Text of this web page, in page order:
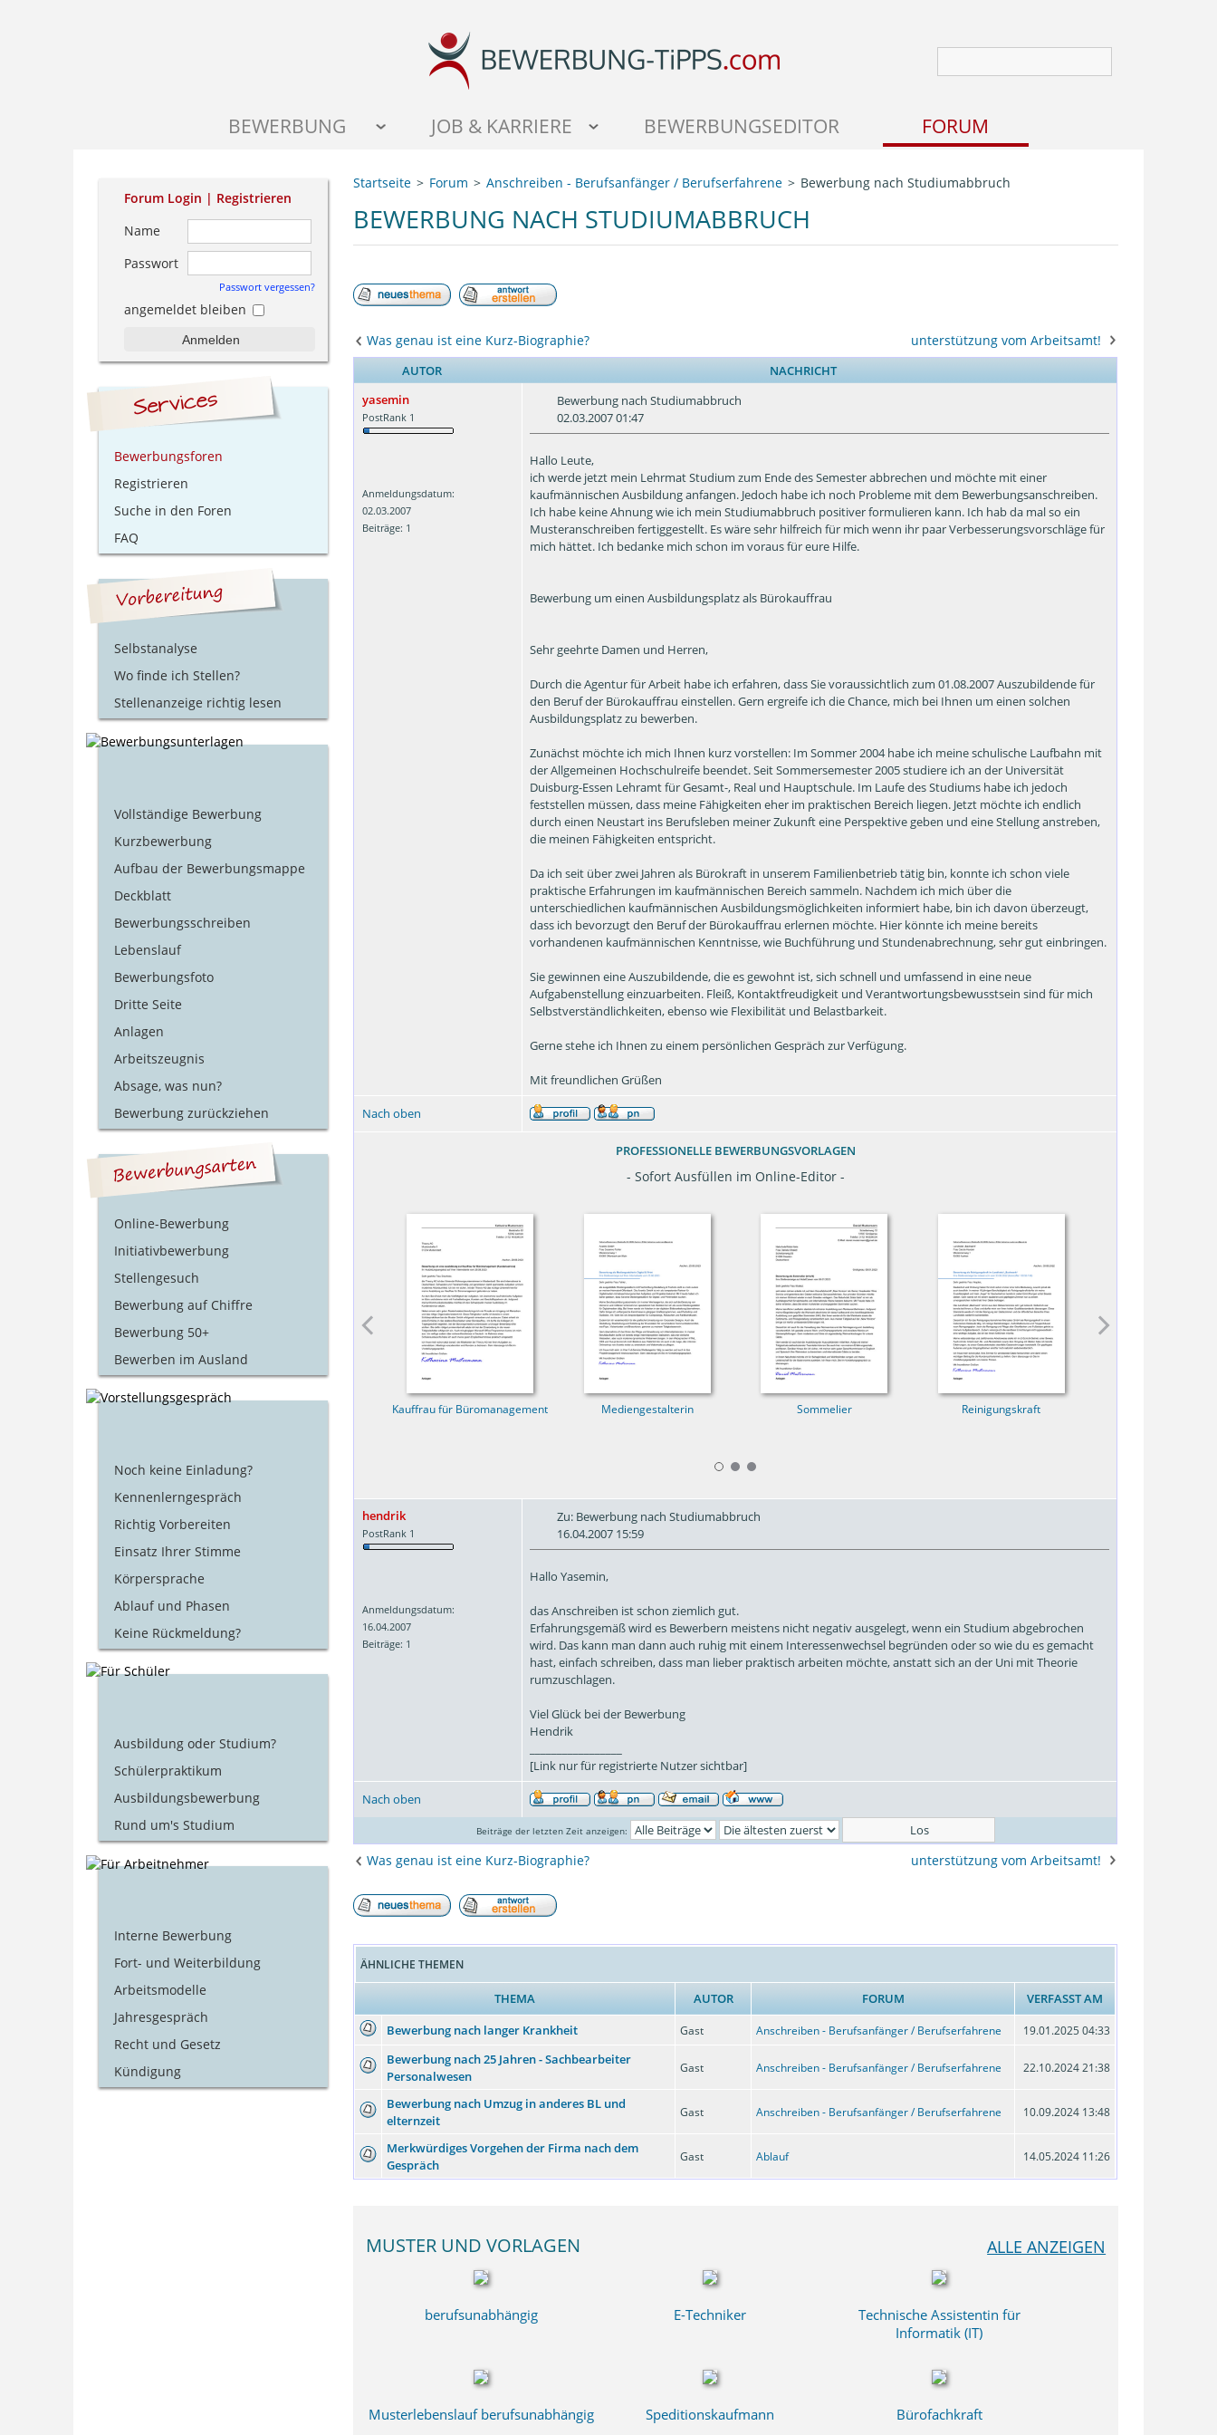
BEWERBUNG JOB & KARRIERE BEWERBUNGSEDITOR FORUM
Startseite Forum Anschreiben - Berufsanfänger / Berufserfahrene Bewerbung nach Studiumabbruch
BEWERBUNG NACH STUDIUMABBRUCH
Was genau ist eine Kurz-Biographie? unterstützung vom Arbeitsamt!
AUTOR
NACHRICHT
yasemin
PostRank 1
Anmeldungsdatum:
02.03.2007
Beiträge: 1
Bewerbung nach Studiumabbruch
02.03.2007 01:47
Hallo Leute,
ich werde jetzt mein Lehrmat Studium zum Ende des Semester abbrechen und möchte mit einer
kaufmännischen Ausbildung anfangen. Jedoch habe ich noch Probleme mit dem Bewerbungsanschreiben.
Ich habe keine Ahnung wie ich mein Studiumabbruch positiver formulieren kann. Ich hab da mal so ein
Musteranschreiben fertiggestellt. Es wäre sehr hilfreich für mich wenn ihr paar Verbesserungsvorschläge für
mich hättet. Ich bedanke mich schon im voraus für eure Hilfe.
Bewerbung um einen Ausbildungsplatz als Bürokauffrau
Sehr geehrte Damen und Herren,
Durch die Agentur für Arbeit habe ich erfahren, dass Sie voraussichtlich zum 01.08.2007 Auszubildende für
den Beruf der Bürokauffrau einstellen. Gern ergreife ich die Chance, mich bei Ihnen um einen solchen
Ausbildungsplatz zu bewerben.
Zunächst möchte ich mich Ihnen kurz vorstellen: Im Sommer 2004 habe ich meine schulische Laufbahn mit
der Allgemeinen Hochschulreife beendet. Seit Sommersemester 2005 studiere ich an der Universität
Duisburg-Essen Lehramt für Gesamt-, Real und Hauptschule. Im Laufe des Studiums habe ich jedoch
feststellen müssen, dass meine Fähigkeiten eher im praktischen Bereich liegen. Jetzt möchte ich endlich
durch einen Neustart ins Berufsleben meiner Zukunft eine Perspektive geben und eine Stellung anstreben,
die meinen Fähigkeiten entspricht.
Da ich seit über zwei Jahren als Bürokraft in unserem Familienbetrieb tätig bin, konnte ich schon viele
praktische Erfahrungen im kaufmännischen Bereich sammeln. Nachdem ich mich über die
unterschiedlichen kaufmännischen Ausbildungsmöglichkeiten informiert habe, bin ich davon überzeugt,
dass ich bevorzugt den Beruf der Bürokauffrau erlernen möchte. Hier könnte ich meine bereits
vorhandenen kaufmännischen Kenntnisse, wie Buchführung und Stundenabrechnung, sehr gut einbringen.
Sie gewinnen eine Auszubildende, die es gewohnt ist, sich schnell und umfassend in eine neue
Aufgabenstellung einzuarbeiten. Fleiß, Kontaktfreudigkeit und Verantwortungsbewusstsein sind für mich
Selbstverständlichkeiten, ebenso wie Flexibilität und Belastbarkeit.
Gerne stehe ich Ihnen zu einem persönlichen Gespräch zur Verfügung.
Mit freundlichen Grüßen
Nach oben
PROFESSIONELLE BEWERBUNGSVORLAGEN
- Sofort Ausfüllen im Online-Editor -
Kauffrau für Büromanagement Mediengestalterin Sommelier Reinigungskraft
hendrik
PostRank 1
Anmeldungsdatum:
16.04.2007
Beiträge: 1
Zu: Bewerbung nach Studiumabbruch
16.04.2007 15:59
Hallo Yasemin,
das Anschreiben ist schon ziemlich gut.
Erfahrungsgemäß wird es Bewerbern meistens nicht negativ ausgelegt, wenn ein Studium abgebrochen
wird. Das kann man dann auch ruhig mit einem Interessenwechsel begründen oder so wie du es gemacht
hast, einfach schreiben, dass man lieber praktisch arbeiten möchte, anstatt sich an der Uni mit Theorie
rumzuschlagen.
Viel Glück bei der Bewerbung
Hendrik
[Link nur für registrierte Nutzer sichtbar]
Nach oben
Beiträge der letzten Zeit anzeigen:
Was genau ist eine Kurz-Biographie? unterstützung vom Arbeitsamt!
ÄHNLICHE THEMEN
THEMA AUTOR FORUM
VERFASST AM
Bewerbung nach langer Krankheit
Gast Anschreiben - Berufsanfänger / Berufserfahrene 19.01.2025 04:33
Bewerbung nach 25 Jahren - Sachbearbeiter
Personalwesen
Gast Anschreiben - Berufsanfänger / Berufserfahrene 22.10.2024 21:38
Bewerbung nach Umzug in anderes BL und
elternzeit
Gast Anschreiben - Berufsanfänger / Berufserfahrene 10.09.2024 13:48
Merkwürdiges Vorgehen der Firma nach dem
Gespräch
Gast Ablauf 14.05.2024 11:26
MUSTER UND VORLAGEN ALLE ANZEIGEN
berufsunabhängig E-Techniker
Technische Assistentin für
Informatik (IT)
Musterlebenslauf berufsunabhängig Speditionskaufmann Bürofachkraft
Forum Login | Registrieren
Name
Passwort
Passwort vergessen?
angemeldet bleiben
Anmelden
Bewerbungsforen
Registrieren
Suche in den Foren
FAQ
Selbstanalyse
Wo finde ich Stellen?
Stellenanzeige richtig lesen
Vollständige Bewerbung
Kurzbewerbung
Aufbau der Bewerbungsmappe
Deckblatt
Bewerbungsschreiben
Lebenslauf
Bewerbungsfoto
Dritte Seite
Anlagen
Arbeitszeugnis
Absage, was nun?
Bewerbung zurückziehen
Online-Bewerbung
Initiativbewerbung
Stellengesuch
Bewerbung auf Chiffre
Bewerbung 50+
Bewerben im Ausland
Noch keine Einladung?
Kennenlerngespräch
Richtig Vorbereiten
Einsatz Ihrer Stimme
Körpersprache
Ablauf und Phasen
Keine Rückmeldung?
Ausbildung oder Studium?
Schülerpraktikum
Ausbildungsbewerbung
Rund um's Studium
Interne Bewerbung
Fort- und Weiterbildung
Arbeitsmodelle
Jahresgespräch
Recht und Gesetz
Kündigung